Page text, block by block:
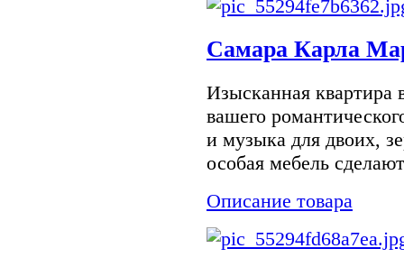
Самара Карла
Изысканная квартира
вашего
и музыка для двоих,
особая мебель
Описание товара